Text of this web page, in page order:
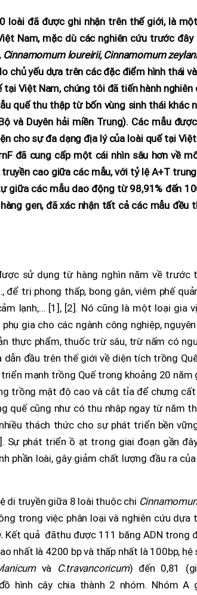
loài đã được ghi nhận trên thế giới, là
Nam, mặc dù các nghiên cứu trước
loureirii, Cinnamomum
chủ yếu dựa trên các đặc điểm hình thái
Việt Nam, chúng tôi đã tiến hành
quế thu thập từ bốn vùng sinh thái khác
và Duyên hải miền Trung). Các mẫu
cho sự đa dạng địa lý của loài quế tại
đã cung cấp một cái nhìn sâu hơn về
cao giữa các mẫu, với tỷ lệ A+T trung
giữa các mẫu dao động từ 98,91% đến
gen, đã xác nhận tất cả các mẫu đều
sử dụng từ hàng nghìn năm về trước
để trị phong thấp, bong gân, viêm phế
lạnh,… [1], [2]. Nó cũng là một loại gia
gia cho các ngành công nghiệp,
thực phẩm, thuốc trừ sâu, trừ nấm có
dẫn đầu trên thế giới về diện tích trồng
mạnh trồng Quế trong khoảng 20 năm
trồng mật độ cao và cắt tỉa để chưng cất
quế cũng như có thu nhập ngay từ năm
thách thức cho sự phát triển bền
Sự phát triển ồ ạt trong giai đoạn gần
phần loài, gây giảm chất lượng đầu ra
di truyền giữa 8 loài thuộc chi
trong việc phân loại và nghiên cứu dựa
Kết quả đãthu được 111 băng ADN trong
nhất là 4200 bp và thấp nhất là 100bp,
và C.travancoricum) đến 0,81
hình cây chia thành 2 nhóm. Nhóm A